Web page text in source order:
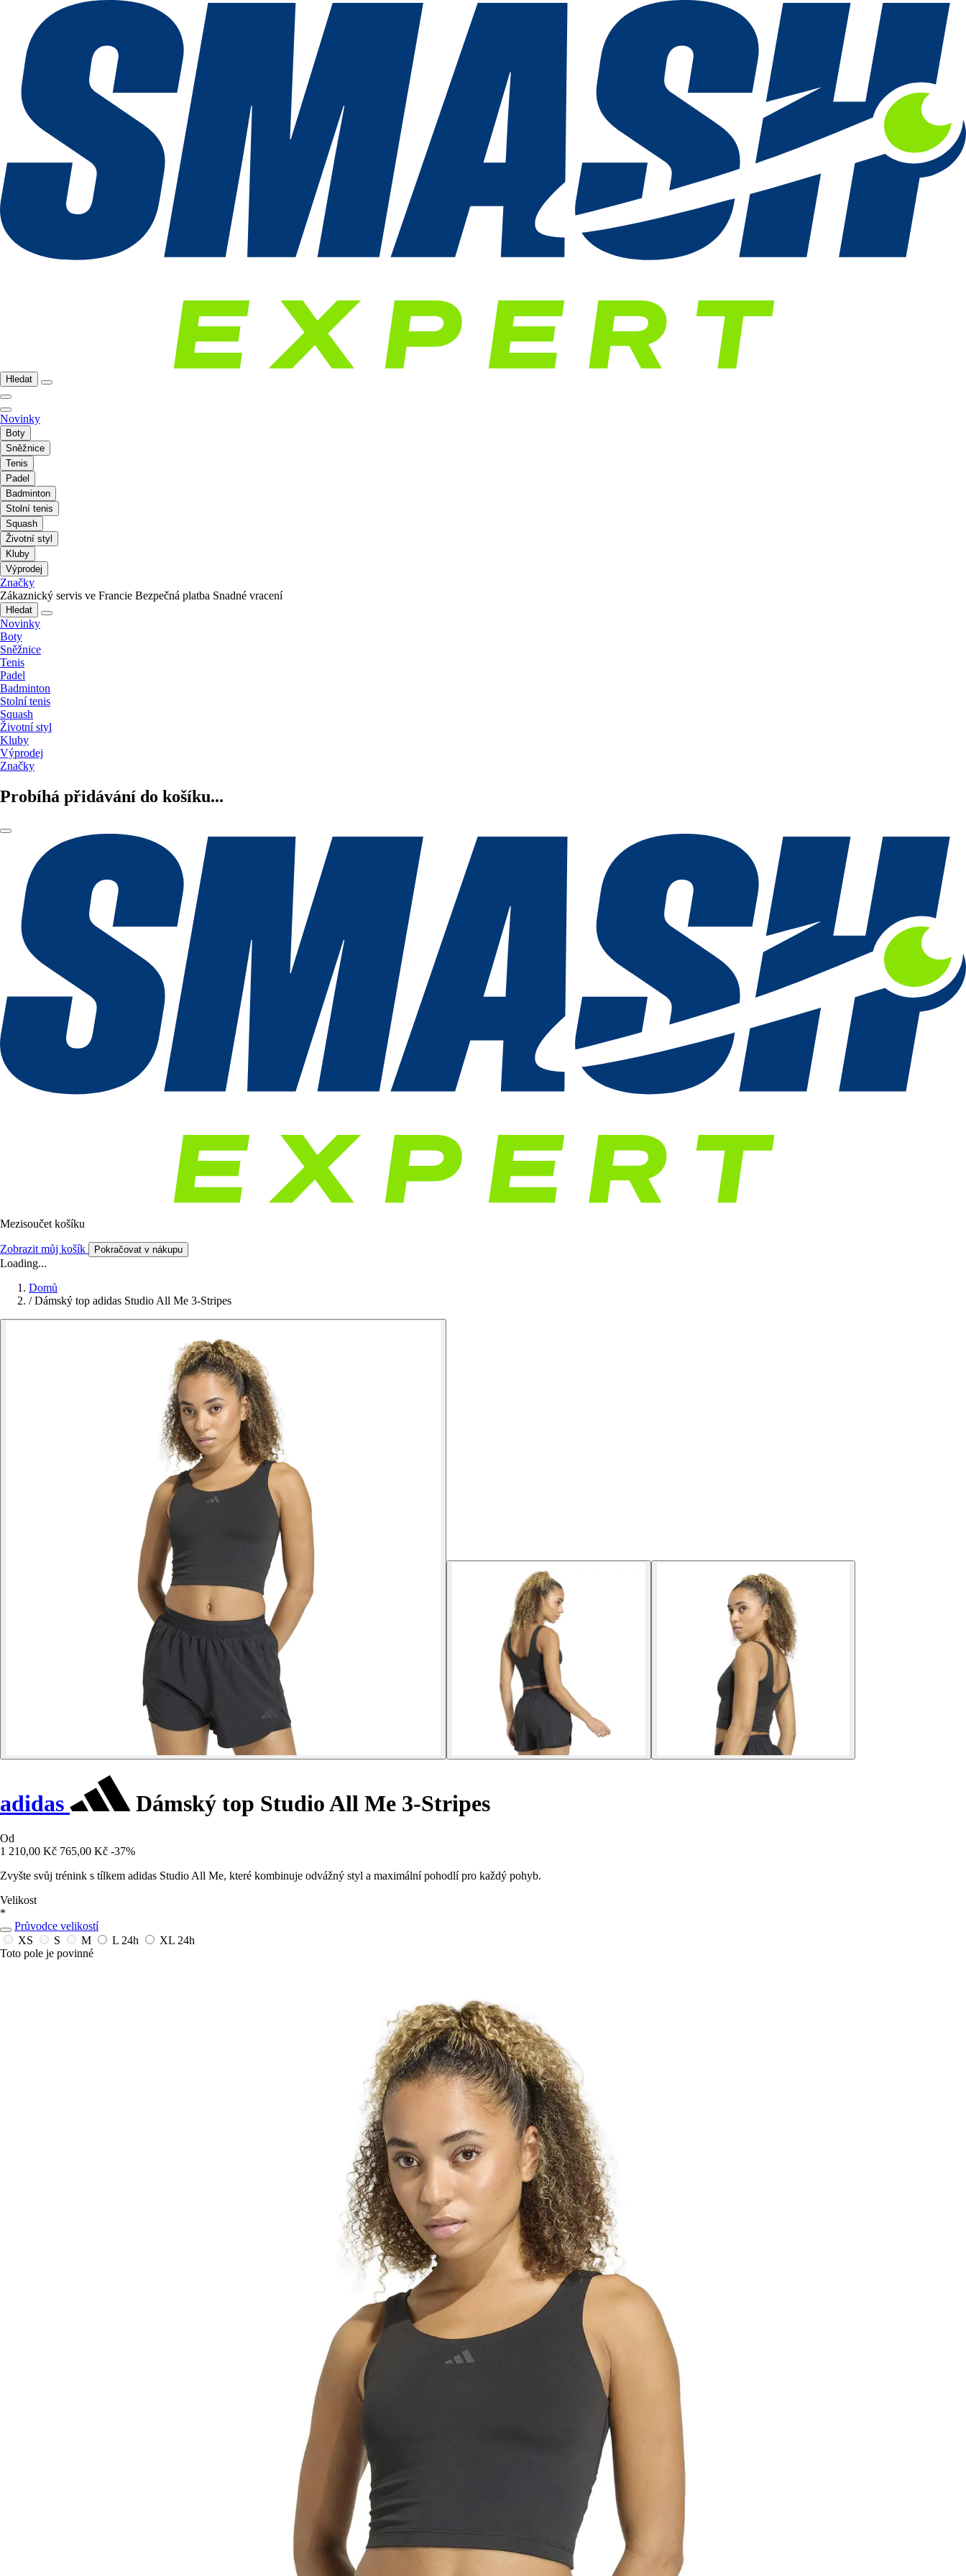
Hledat
Novinky
Boty
Sněžnice
Tenis
Padel
Badminton
Stolní tenis
Squash
Životní styl
Kluby
Výprodej
Značky
Zákaznický servis ve Francie Bezpečná platba Snadné vracení
Hledat
Novinky
Boty
Sněžnice
Tenis
Padel
Badminton
Stolní tenis
Squash
Životní styl
Kluby
Výprodej
Značky
Probíhá přidávání do košíku...
Mezisoučet košíku
Zobrazit můj košík Pokračovat v nákupu
Loading...
Domů
/ Dámský top adidas Studio All Me 3-Stripes
adidas Dámský top Studio All Me 3-Stripes
Od
1 210,00 Kč 765,00 Kč -37%
Zvyšte svůj trénink s tílkem adidas Studio All Me, které kombinuje odvážný styl a maximální pohodlí pro každý pohyb.
Velikost
*
Průvodce velikostí
XS
S M L 24h XL 24h
Toto pole je povinné